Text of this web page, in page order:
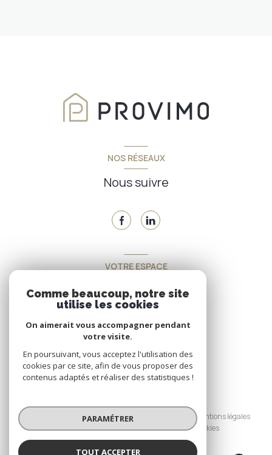
NOS RÉSEAUX
Nous suivre
VOTRE ESPACE
Espace propriétaire
SE CONNECTER
Nos honoraires
Nos partenaires
Mentions légales
Admin
Politique RGPD Cookies
Comme beaucoup, notre site
utilise les cookies
On aimerait vous accompagner pendant
votre visite.
En poursuivant, vous acceptez l'utilisation des
cookies par ce site, afin de vous proposer des
contenus adaptés et réaliser des statistiques !
PARAMÉTRER
TOUT ACCEPTER